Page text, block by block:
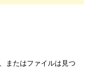
またはファイルは見つ